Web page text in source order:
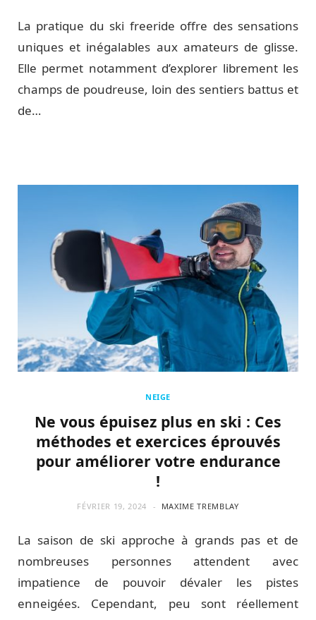
La pratique du ski freeride offre des sensations
uniques et inégalables aux amateurs de glisse.
Elle permet notamment d’explorer librement les
champs de poudreuse, loin des sentiers battus et
de…
NEIGE
Ne vous épuisez plus en ski : Ces
méthodes et exercices éprouvés
pour améliorer votre endurance
!
FÉVRIER 19, 2024 MAXIME TREMBLAY
La saison de ski approche à grands pas et de
nombreuses personnes attendent avec
impatience de pouvoir dévaler les pistes
enneigées. Cependant, peu sont réellement